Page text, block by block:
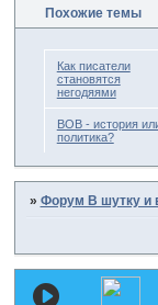
Похожие темы
Как писатели
становятся
негодяями
ВОВ - история
политика?
» Форум В шутку и